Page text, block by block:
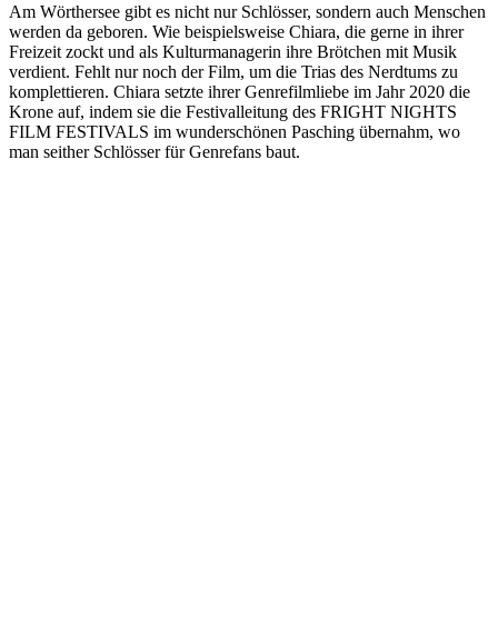
Am Wörthersee gibt es nicht nur Schlösser, sondern auch Menschen
werden da geboren. Wie beispielsweise Chiara, die gerne in ihrer
Freizeit zockt und als Kulturmanagerin ihre Brötchen mit Musik
verdient. Fehlt nur noch der Film, um die Trias des Nerdtums zu
komplettieren. Chiara setzte ihrer Genrefilmliebe im Jahr 2020 die
Krone auf, indem sie die Festivalleitung des FRIGHT NIGHTS
FILM FESTIVALS im wunderschönen Pasching übernahm, wo
man seither Schlösser für Genrefans baut.